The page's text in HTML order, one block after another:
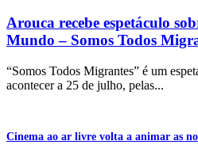
Arouca recebe espetáculo
Mundo – Somos Todos
“Somos Todos Migrantes” é um
acontecer a 25 de julho, pelas...
Cinema ao ar livre volta a animar as